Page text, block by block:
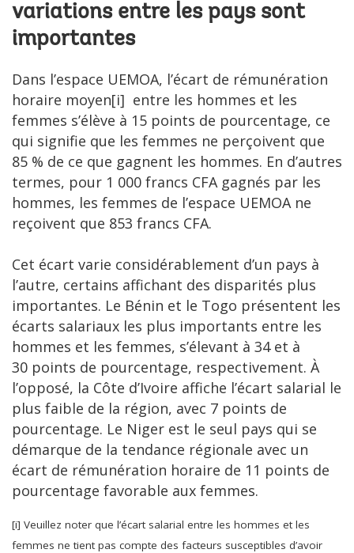
variations entre les pays sont
importantes
Dans l’espace UEMOA, l’écart de rémunération
horaire moyen[i] entre les hommes et les
femmes s’élève à 15 points de pourcentage, ce
qui signifie que les femmes ne perçoivent que
85 % de ce que gagnent les hommes. En d’autres
termes, pour 1 000 francs CFA gagnés par les
hommes, les femmes de l’espace UEMOA ne
reçoivent que 853 francs CFA.
Cet écart varie considérablement d’un pays à
l’autre, certains affichant des disparités plus
importantes. Le Bénin et le Togo présentent les
écarts salariaux les plus importants entre les
hommes et les femmes, s’élevant à 34 et à
30 points de pourcentage, respectivement. À
l’opposé, la Côte d’Ivoire affiche l’écart salarial le
plus faible de la région, avec 7 points de
pourcentage. Le Niger est le seul pays qui se
démarque de la tendance régionale avec un
écart de rémunération horaire de 11 points de
pourcentage favorable aux femmes.
[i] Veuillez noter que l’écart salarial entre les hommes et les
femmes ne tient pas compte des facteurs susceptibles d’avoir